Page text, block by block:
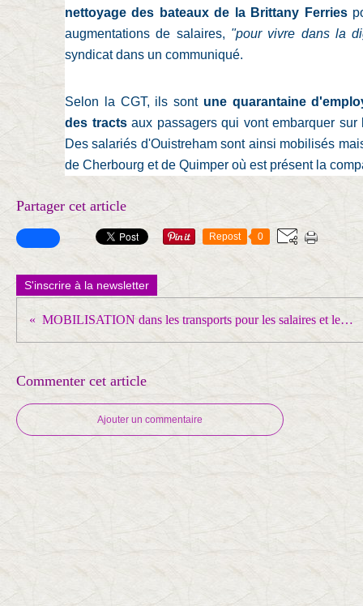
nettoyage des bateaux de la Brittany Ferries
augmentations de salaires, "pour vivre dans la
syndicat dans un communiqué.
Selon la CGT, ils sont une quarantaine
des tracts aux passagers qui vont embarquer sur
Des salariés d'Ouistreham sont ainsi mobilisés
de Cherbourg et de Quimper où est présent la
Partager cet article
Repost 0
S'inscrire à la newsletter
MOBILISATION dans les transports pour les salaires et les conditions de travail contre la mise en concurrence généralisée !
Commenter cet article
Ajouter un commentaire